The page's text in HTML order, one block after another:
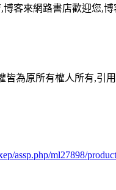
客來網路書店歡迎您,
為原所有權人所有,引
assp.php/ml27898/